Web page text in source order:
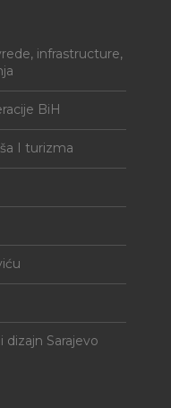
infrastructure,
BiH
I turizma
dizajn Sarajevo